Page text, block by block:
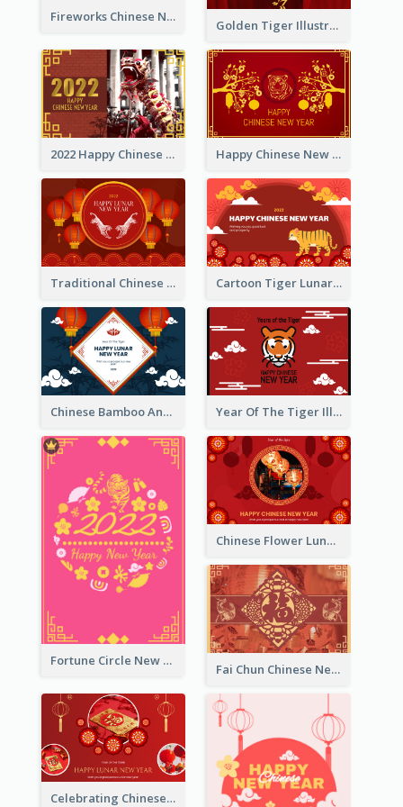
Fireworks Chinese New Year Greeting Card
Golden Tiger Illustration Chinese New Year Greeting Card
2022 Happy Chinese New Year Greeting Card With Photo Happy Chinese New Year Greeting Card With Chinese Tree Illustration
Traditional Chinese New Year Celebration Greeting Card Cartoon Tiger Lunar New Year Greeting Card
Chinese Bamboo And Lanterns New Year Greeting Card Year Of The Tiger Illustration Chinese New Year Greeting Card
Fortune Circle New Year Greeting Card
Chinese Flower Lunar New Year Greeting Card
Fai Chun Chinese New Year Greeting Card
Celebrating Chinese New Year Greeting Card